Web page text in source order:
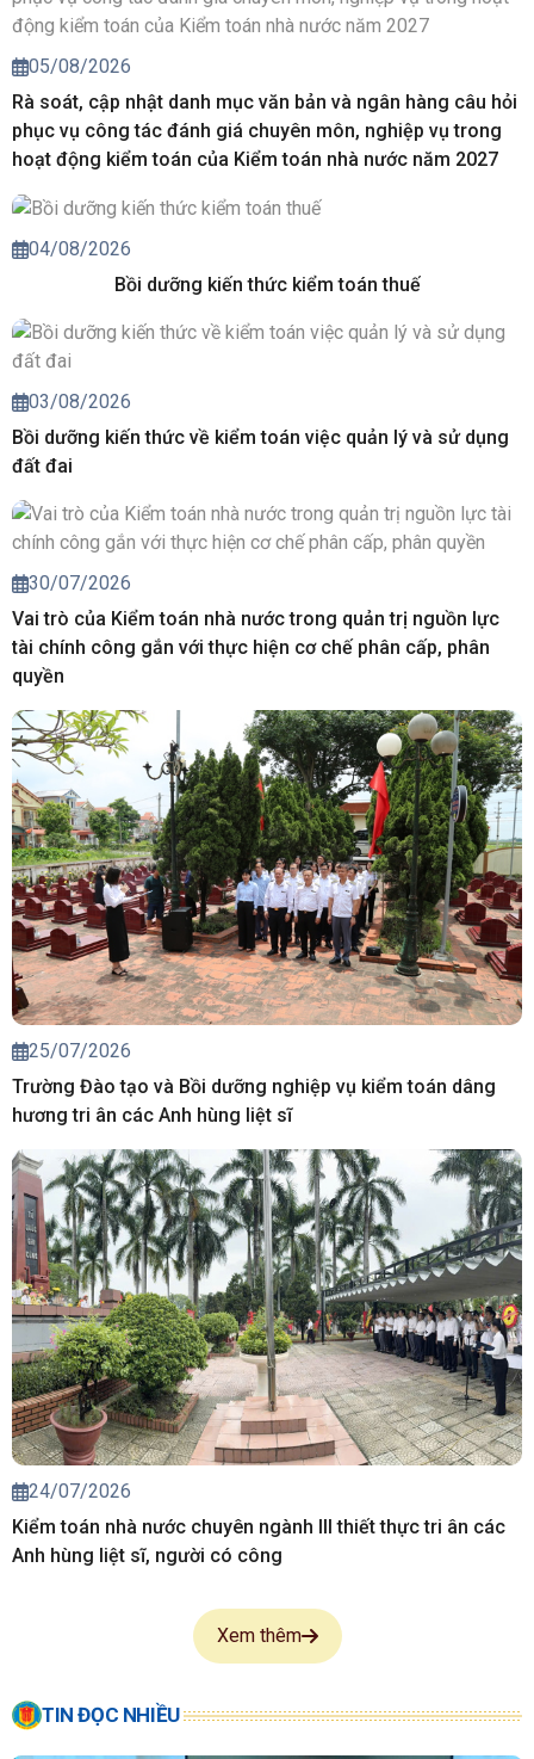
05/08/2026
Rà soát, cập nhật danh mục văn bản và ngân hàng câu hỏi
phục vụ công tác đánh giá chuyên môn, nghiệp vụ trong
hoạt động kiểm toán của Kiểm toán nhà nước năm 2027
04/08/2026
Bồi dưỡng kiến thức kiểm toán thuế
03/08/2026
Bồi dưỡng kiến thức về kiểm toán việc quản lý và sử dụng
đất đai
30/07/2026
Vai trò của Kiểm toán nhà nước trong quản trị nguồn lực
tài chính công gắn với thực hiện cơ chế phân cấp, phân
quyền
25/07/2026
Trường Đào tạo và Bồi dưỡng nghiệp vụ kiểm toán dâng
hương tri ân các Anh hùng liệt sĩ
24/07/2026
Kiểm toán nhà nước chuyên ngành III thiết thực tri ân các
Anh hùng liệt sĩ, người có công
Xem thêm
TIN ĐỌC NHIỀU